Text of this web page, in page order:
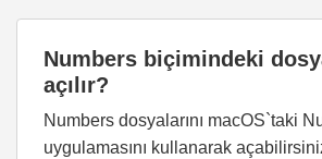
Numbers biçimindeki
açılır?
Numbers dosyalarını macOS`taki
uygulamasını kullanarak